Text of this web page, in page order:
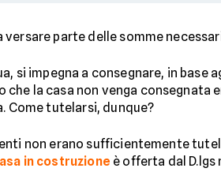
versare parte delle somme
si impegna a consegnare, in
che la casa non venga
Come tutelarsi, dunque?
non erano sufficientemente
in costruzione è offerta dal